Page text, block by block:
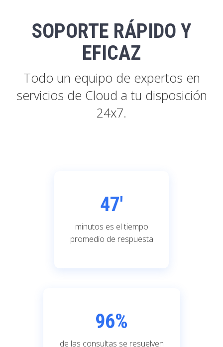
SOPORTE RÁPIDO Y
EFICAZ
Todo un equipo de expertos en
servicios de Cloud a tu disposición
24x7.
47'
minutos es el tiempo
promedio de respuesta
96%
de las consultas se resuelven